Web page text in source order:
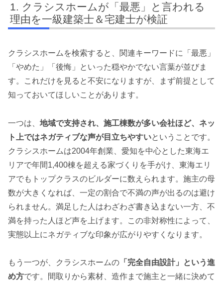
クラシスホームが「最悪」と言われる
理由を一級建築士＆宅建士が検証
クラシスホームを検索すると、関連キーワードに「最悪」
「やめた」「後悔」といった穏やかでない言葉が並びま
す。これだけを見ると不安になりますが、まず前提として
知っておいてほしいことがあります。
一つは、 地域で支持され、施工棟数が多い会社ほど、ネッ
ト上ではネガティブな声が目立ちやすいということです。
クラシスホームは2004年創業、愛知を中心とした東海エ
リアで年間1,400棟を超える家づくりを手がけ、東海エリ
アでもトップクラスのビルダーに数えられます。施主の母
数が大きくなれば、一定の割合で不満の声が出るのは避け
られません。満足した人はわざわざ書き込まない一方、不
満を持った人ほど声を上げます。この非対称性によって、
実態以上にネガティブな印象が広がりやすくなります。
もう一つが、クラシスホームの 「完全自由設計」という進
め方です。間取りから素材、造作まで施主と一緒に決めて